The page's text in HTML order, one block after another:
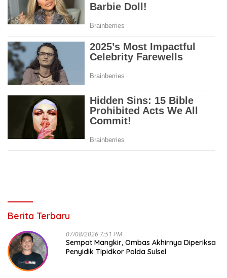
Berita Terbaru
07/08/2026 7:51 PM
Sempat Mangkir, Ombas Akhirnya Diperiksa
Penyidik Tipidkor Polda Sulsel